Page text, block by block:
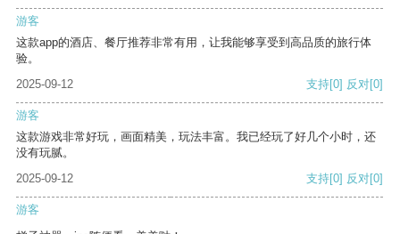
游客
这款app的酒店、餐厅推荐非常有用，让我能够享受到高品质的旅行体
验。
2025-09-12
支持[0] 反对[0]
游客
这款游戏非常好玩，画面精美，玩法丰富。我已经玩了好几个小时，还
没有玩腻。
2025-09-12
支持[0] 反对[0]
游客